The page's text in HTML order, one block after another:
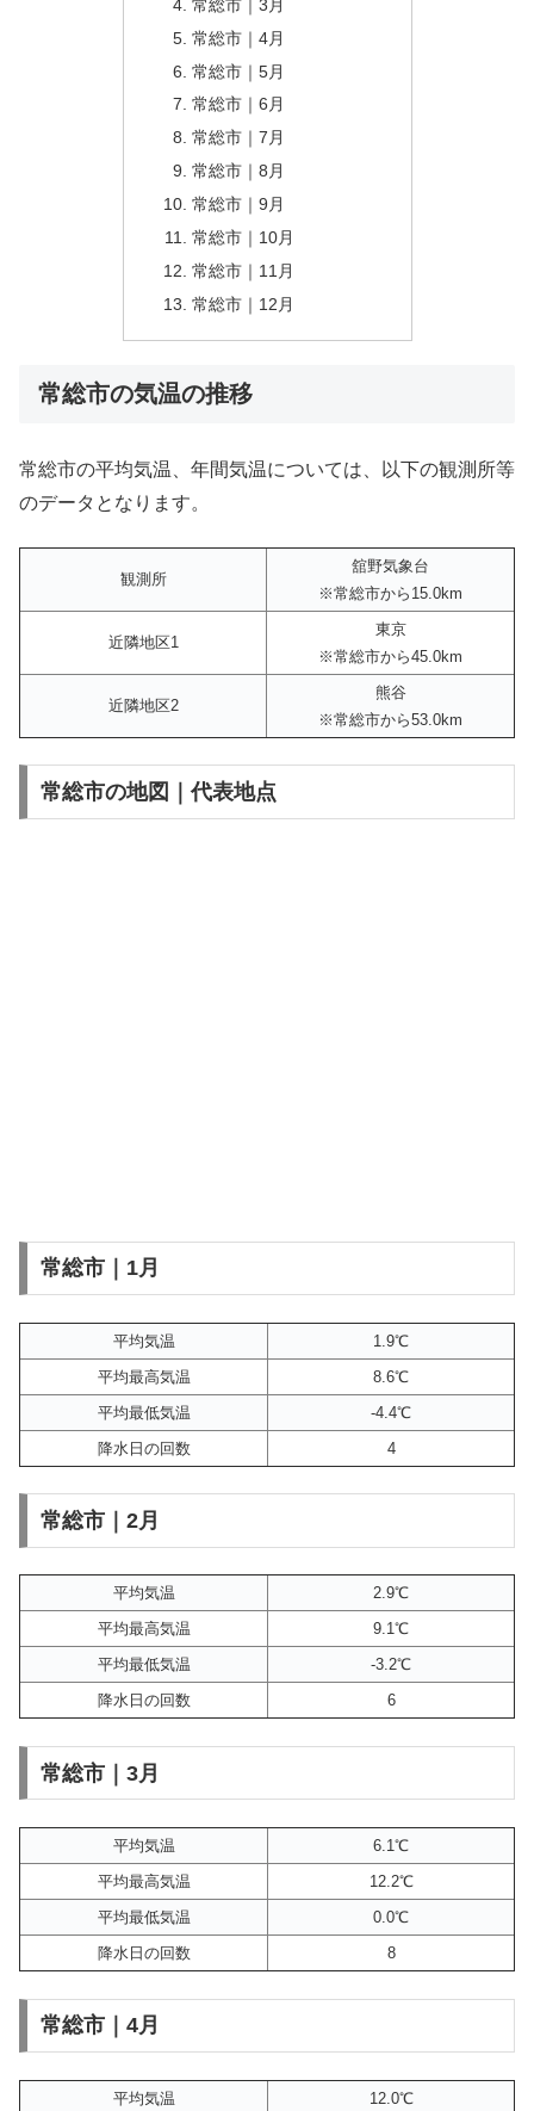
常総市｜3月
常総市｜4月
常総市｜5月
常総市｜6月
常総市｜7月
常総市｜8月
常総市｜9月
常総市｜10月
常総市｜11月
常総市｜12月
常総市の気温の推移
常総市の平均気温、年間気温については、以下の観測所等
のデータとなります。
観測所
舘野気象台
※常総市から15.0km
近隣地区1
東京
※常総市から45.0km
近隣地区2
熊谷
※常総市から53.0km
常総市の地図｜代表地点
常総市｜1月
平均気温
1.9℃
平均最高気温
8.6℃
平均最低気温
-4.4℃
降水日の回数
4
常総市｜2月
平均気温
2.9℃
平均最高気温
9.1℃
平均最低気温
-3.2℃
降水日の回数
6
常総市｜3月
平均気温
6.1℃
平均最高気温
12.2℃
平均最低気温
0.0℃
降水日の回数
8
常総市｜4月
平均気温 12.0℃